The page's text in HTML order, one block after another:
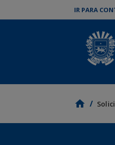
IR PARA
/